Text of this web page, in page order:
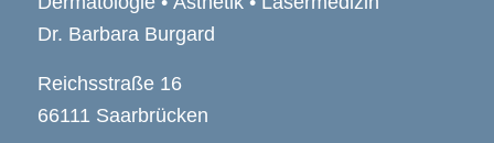
Dr. Barbara Burgard
Reichsstraße 16
66111 Saarbrücken